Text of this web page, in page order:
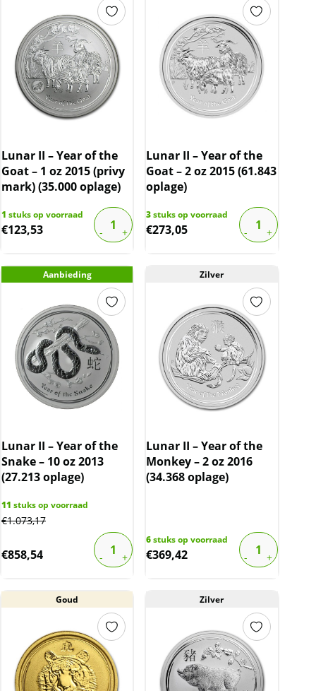
Lunar II – Year of the
Goat – 1 oz 2015 (privy
mark) (35.000 oplage)
1 stuks op voorraad
€123,53
Lunar II – Year of the
Goat – 2 oz 2015 (61.843
oplage)
3stuks op voorraad
€273,05
Aanbieding
Lunar II – Year of the
Snake – 10 oz 2013
(27.213 oplage)
11 stuks op voorraad
€1.073,17
€858,54
Zilver
Lunar II – Year of the
Monkey – 2 oz 2016
(34.368 oplage)
6stuks op voorraad
€369,42
Goud Zilver